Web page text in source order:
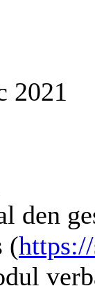
2021
den
(